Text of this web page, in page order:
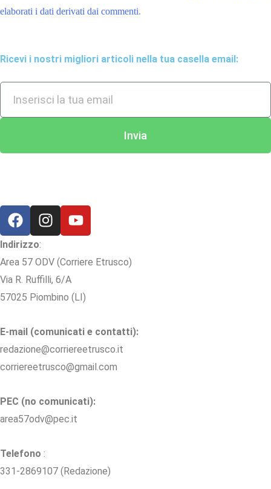
elaborati i dati derivati dai commenti.
Ricevi i nostri migliori articoli nella tua casella email:
Invia
Indirizzo:
Area 57 ODV (Corriere Etrusco)
Via R. Ruffilli, 6/A
57025 Piombino (LI)
E-mail (comunicati e contatti):
redazione@corriereetrusco.it
corriereetrusco@gmail.com
PEC (no comunicati):
area57odv@pec.it
Telefono :
331-2869107 (Redazione)